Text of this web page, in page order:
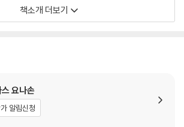
이 소설은 인구 900만의 스웨덴에서 100만 부,
이상 팔리며 [백 세 노인 현상]을 일으켰다. 한
두고 제작한 것이다. 본문 글자 크기는 2포인트가량
형은 전형적인 열린책들의 단행본 크기와 동일하
없으므로 페이지는 512페이지에서 672페이지로
책소개 더보기
요나손
알림신청